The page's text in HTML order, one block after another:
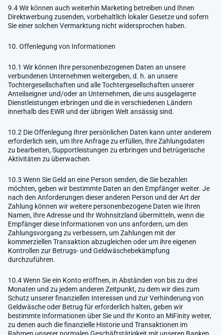
9.4 Wir können auch weiterhin Marketing betreiben und Ihnen
Direktwerbung zusenden, vorbehaltlich lokaler Gesetze und sofern
Sie einer solchen Vermarktung nicht widersprochen haben.
10. Offenlegung von Informationen
10.1 Wir können Ihre personenbezogenen Daten an unsere
verbundenen Unternehmen weitergeben, d. h. an unsere
Tochtergesellschaften und alle Tochtergesellschaften unserer
Anteilseigner und/oder an Unternehmen, die uns ausgelagerte
Dienstleistungen erbringen und die in verschiedenen Ländern
innerhalb des EWR und der übrigen Welt ansässig sind.
10.2 Die Offenlegung Ihrer persönlichen Daten kann unter anderem
erforderlich sein, um Ihre Anfrage zu erfüllen, Ihre Zahlungsdaten
zu bearbeiten, Supportleistungen zu erbringen und betrügerische
Aktivitäten zu überwachen.
10.3 Wenn Sie Geld an eine Person senden, die Sie bezahlen
möchten, geben wir bestimmte Daten an den Empfänger weiter. Je
nach den Anforderungen dieser anderen Person und der Art der
Zahlung können wir weitere personenbezogene Daten wie Ihren
Namen, Ihre Adresse und Ihr Wohnsitzland übermitteln, wenn die
Empfänger diese Informationen von uns anfordern, um den
Zahlungsvorgang zu verbessern, um Zahlungen mit der
kommerziellen Transaktion abzugleichen oder um ihre eigenen
Kontrollen zur Betrugs- und Geldwäschebekämpfung
durchzuführen.
10.4 Wenn Sie ein Konto eröffnen, in Abständen von bis zu drei
Monaten und zu jedem anderen Zeitpunkt, zu dem wir dies zum
Schutz unserer finanziellen Interessen und zur Verhinderung von
Geldwäsche oder Betrug für erforderlich halten, geben wir
bestimmte Informationen über Sie und Ihr Konto an MiFinity weiter,
zu denen auch die finanzielle Historie und Transaktionen im
Rahmen unserer normalen Geschäftstätigkeit mit unseren Banken,